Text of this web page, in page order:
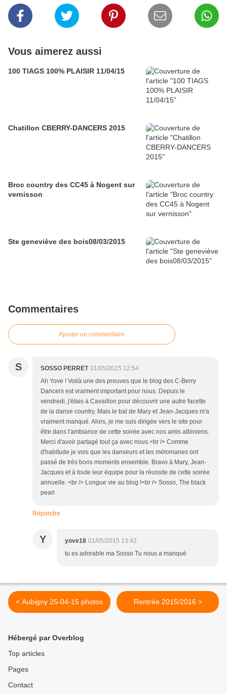
Vous aimerez aussi
100 TIAGS 100% PLAISIR 11/04/15
Chatillon CBERRY-DANCERS 2015
Broc country des CC45 à Nogent sur
vernisson
Ste geneviève des bois08/03/2015
Commentaires
Ajouter un commentaire
S SOSSO PERRET 01/05/2015 12:54
Ah Yove ! Voilà une des preuves que le blog des C-Berry
Dancers est vraiment important pour nous. Depuis le
vendredi, j'étais à Cavaillon pour découvrir une autre facette
de la danse country. Mais le bal de Mary et Jean-Jacques m'a
vraiment manqué. Alors, je me suis dirigée vers le site pour
être dans l'ambiance de cette soirée avec nos amis albiniens.
Merci d'avoir partagé tout ça avec nous.<br /> Comme
d'habitude je vois que les danseurs et les mélomanes ont
passé de très bons moments ensemble. Bravo à Mary, Jean-
Jacques et à toute leur équipe pour la réussite de cette soirée
annuelle. <br /> Longue vie au blog !<br /> Sosso, The black
pearl
Répondre
Y yove18 01/05/2015 13:42
tu es adorable ma Sosso Tu nous a manqué
< Aubigny 25-04-15 photos Rentrée 2015/2016 >
Hébergé par Overblog
Top articles
Pages
Contact